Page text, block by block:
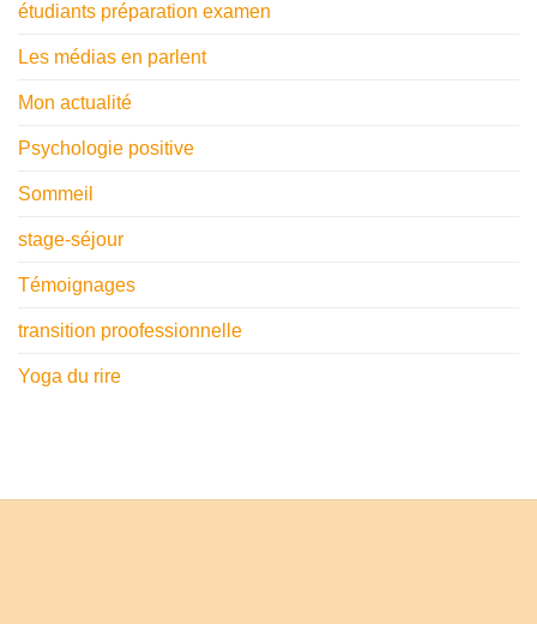
étudiants préparation examen
Les médias en parlent
Mon actualité
Psychologie positive
Sommeil
stage-séjour
Témoignages
transition proofessionnelle
Yoga du rire